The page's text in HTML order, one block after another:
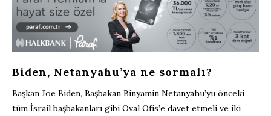
Biden, Netanyahu’ya ne sormalı?
Başkan Joe Biden, Başbakan Binyamin Netanyahu’yu önceki
tüm İsrail başbakanları gibi Oval Ofis’e davet etmeli ve iki